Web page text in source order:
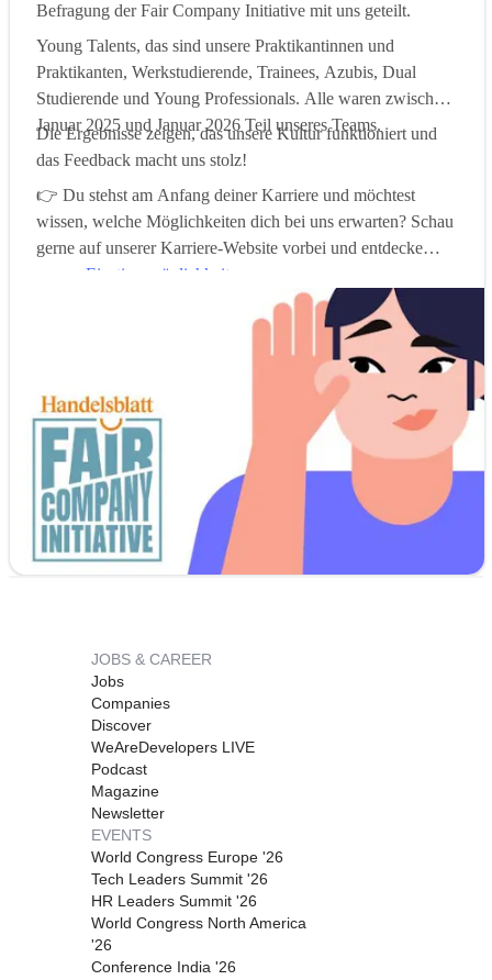
Befragung der Fair Company Initiative mit uns geteilt.
Young Talents, das sind unsere Praktikantinnen und
Praktikanten, Werkstudierende, Trainees, Azubis, Dual
Studierende und Young Professionals. Alle waren zwischen
Januar 2025 und Januar 2026 Teil unseres Teams.
Die Ergebnisse zeigen, das unsere Kultur funktioniert und
das Feedback macht uns stolz!
👉 Du stehst am Anfang deiner Karriere und möchtest
wissen, welche Möglichkeiten dich bei uns erwarten? Schau
gerne auf unserer Karriere-Website vorbei und entdecke
Einstiegsmöglichkeiten
JOBS & CAREER
Jobs
Companies
Discover
WeAreDevelopers LIVE
Podcast
Magazine
Newsletter
EVENTS
World Congress Europe '26
Tech Leaders Summit '26
HR Leaders Summit '26
World Congress North America
'26
Conference India '26